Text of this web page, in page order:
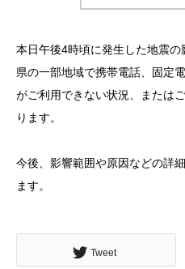
本日午後4時頃に発生した地震
県の一部地域で携帯電話、固定
がご利用できない状況、または
ります。
今後、影響範囲や原因などの詳
ます。
Tweet